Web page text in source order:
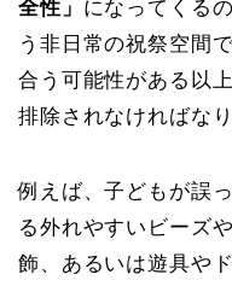
全性」 になってくる
う非日常の祝祭空間
合う可能性がある以
排除されなければなり
例えば、子どもが誤
る外れやすいビーズ
飾、あるいは遊具や